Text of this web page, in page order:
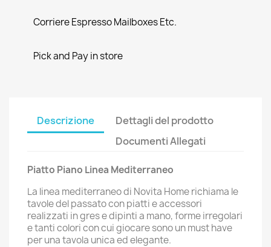
Corriere Espresso Mailboxes Etc.
Pick and Pay in store
Descrizione
Dettagli del prodotto
Documenti Allegati
Piatto Piano Linea Mediterraneo
La linea mediterraneo di Novita Home richiama le
tavole del passato con piatti e accessori
realizzati in gres e dipinti a mano, forme irregolari
e tanti colori con cui giocare sono un must have
per una tavola unica ed elegante.